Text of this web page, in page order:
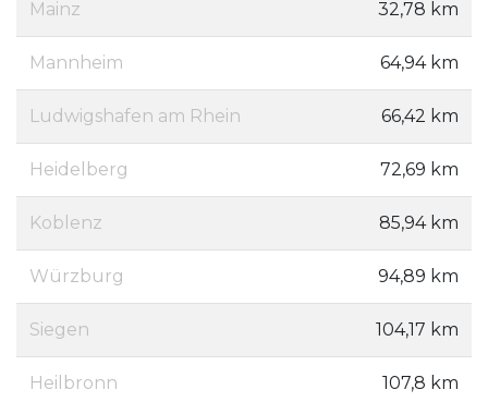
Mainz 32,78 km
Mannheim 64,94 km
Ludwigshafen am Rhein 66,42 km
Heidelberg 72,69 km
Koblenz 85,94 km
Würzburg 94,89 km
Siegen 104,17 km
Heilbronn 107,8 km